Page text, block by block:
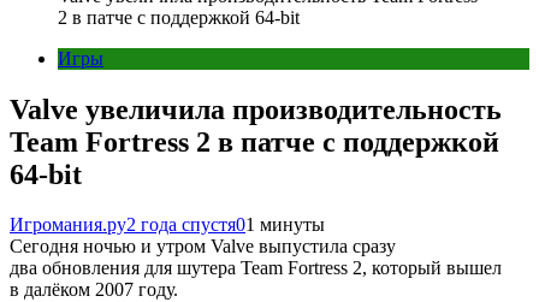
2 в патче с поддержкой 64-bit
Игры
Valve увеличила производительность
Team Fortress 2 в патче с поддержкой
64-bit
Игромания.ру2 года спустя01 минуты
Сегодня ночью и утром Valve выпустила сразу
два обновления для шутера Team Fortress 2, который вышел
в далёком 2007 году.